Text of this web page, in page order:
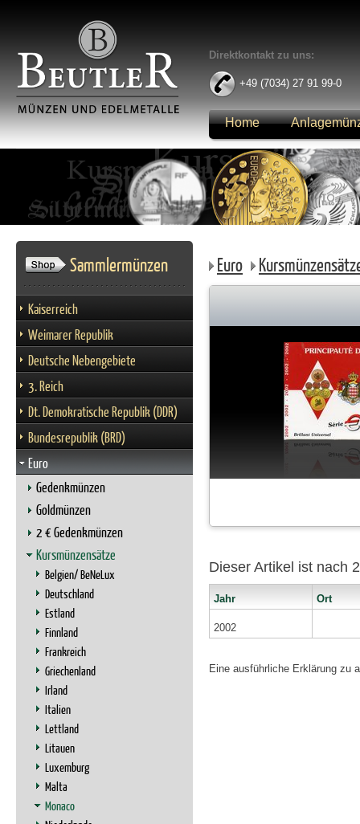
Direktkontakt zu uns:
+49 (7034) 27 91 99-0
Home
Anmelden
Sammlermünzen
Kaiserreich
Weimarer Republik
Deutsche Nebengebiete
3. Reich
Dt. Demokratische Republik (DDR)
Bundesrepublik (BRD)
Euro
Gedenkmünzen
Goldmünzen
2 € Gedenkmünzen
Kursmünzensätze
Belgien/ BeNeLux
Deutschland
Estland
Finnland
Frankreich
Griechenland
Irland
Italien
Lettland
Litauen
Luxemburg
Malta
Monaco
Euro
Dieser Artikel ist nach
Jahr Ort
2002
Eine ausführliche Erklärung zu